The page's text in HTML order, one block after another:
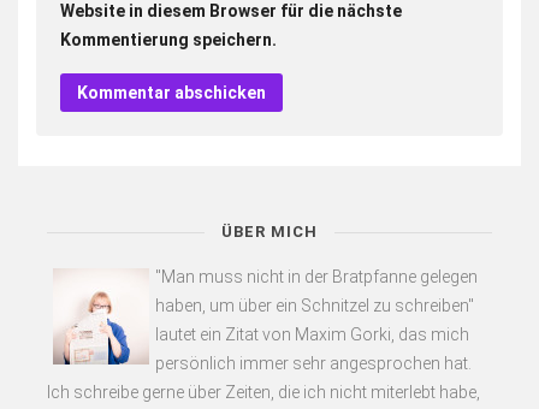
Website in diesem Browser für die nächste
Kommentierung speichern.
ÜBER MICH
"Man muss nicht in der Bratpfanne gelegen
haben, um über ein Schnitzel zu schreiben"
lautet ein Zitat von Maxim Gorki, das mich
persönlich immer sehr angesprochen hat.
Ich schreibe gerne über Zeiten, die ich nicht miterlebt habe,